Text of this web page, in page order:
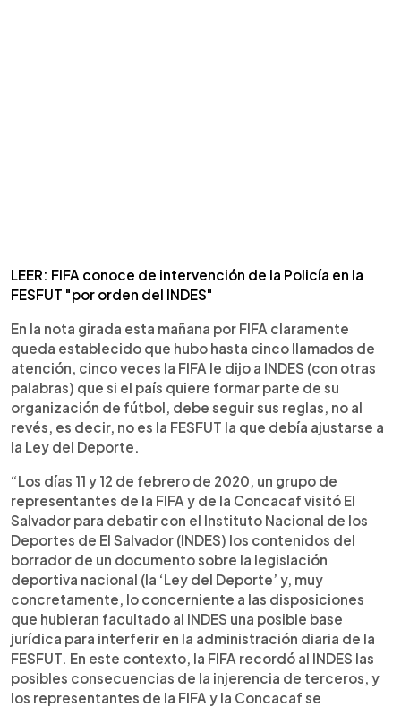
LEER: FIFA conoce de intervención de la Policía en la
FESFUT "por orden del INDES"
En la nota girada esta mañana por FIFA claramente
queda establecido que hubo hasta cinco llamados de
atención, cinco veces la FIFA le dijo a INDES (con otras
palabras) que si el país quiere formar parte de su
organización de fútbol, debe seguir sus reglas, no al
revés, es decir, no es la FESFUT la que debía ajustarse a
la Ley del Deporte.
“Los días 11 y 12 de febrero de 2020, un grupo de
representantes de la FIFA y de la Concacaf visitó El
Salvador para debatir con el Instituto Nacional de los
Deportes de El Salvador (INDES) los contenidos del
borrador de un documento sobre la legislación
deportiva nacional (la ‘Ley del Deporte’ y, muy
concretamente, lo concerniente a las disposiciones
que hubieran facultado al INDES una posible base
jurídica para interferir en la administración diaria de la
FESFUT. En este contexto, la FIFA recordó al INDES las
posibles consecuencias de la injerencia de terceros, y
los representantes de la FIFA y la Concacaf se